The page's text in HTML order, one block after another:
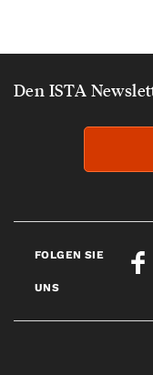
Den ISTA
FOLGEN SIE
UNS